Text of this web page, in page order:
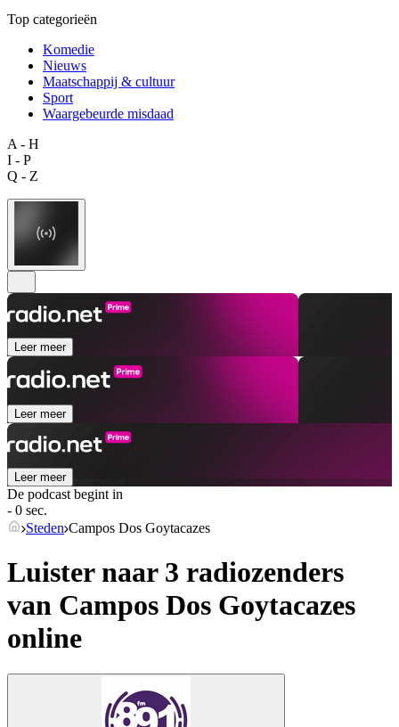
Top categorieën
Komedie
Nieuws
Maatschappij & cultuur
Sport
Waargebeurde misdaad
A - H
I - P
Q - Z
Leer meer
Leer meer
Leer meer
De podcast begint in
- 0 sec.
Steden Campos Dos Goytacazes
Luister naar 3 radiozenders
van Campos Dos Goytacazes
online